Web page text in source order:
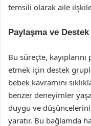
temsili olarak aile
Paylaşma ve Destek
Bu süreçte,
etmek için destek
bebek kavramını
benzer deneyimler
duygu ve
yaratır. Bu bağlamda